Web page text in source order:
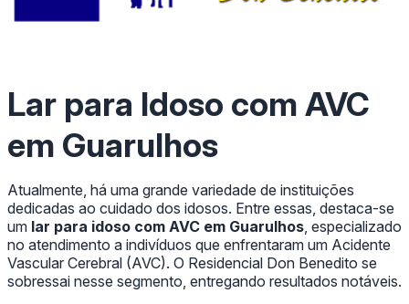
Lar para Idoso com AVC
em Guarulhos
Atualmente, há uma grande variedade de instituições
dedicadas ao cuidado dos idosos. Entre essas, destaca-se
um lar para idoso com AVC em Guarulhos, especializado
no atendimento a indivíduos que enfrentaram um Acidente
Vascular Cerebral (AVC). O Residencial Don Benedito se
sobressai nesse segmento, entregando resultados notáveis.